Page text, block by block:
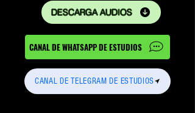
DESCARGA AUDIOS
CANAL DE WHATSAPP DE ESTUDIOS
CANAL DE TELEGRAM DE ESTUDIOS